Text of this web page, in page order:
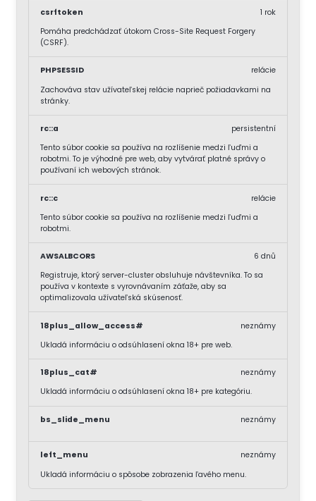
csrftoken
Pomáha predchádzať útokom Cross-Site Request Forgery
(CSRF).
1 rok
PHPSESSID
Zachováva stav užívateľskej relácie naprieč požiadavkami na
stránky.
relácie
rc::a
Tento súbor cookie sa používa na rozlíšenie medzi ľuďmi a
robotmi. To je výhodné pre web, aby vytvárať platné správy o
používaní ich webových stránok.
persistentní
rc::c
Tento súbor cookie sa používa na rozlíšenie medzi ľuďmi a
robotmi.
relácie
AWSALBCORS
Registruje, ktorý server-cluster obsluhuje návštevníka. To sa
používa v kontexte s vyrovnávaním záťaže, aby sa
optimalizovala užívateľská skúsenosť.
6 dnů
18plus_allow_access#
Ukladá informáciu o odsúhlasení okna 18+ pre web.
neznámy
18plus_cat#
Ukladá informáciu o odsúhlasení okna 18+ pre kategóriu.
neznámy
bs_slide_menu neznámy
left_menu
Ukladá informáciu o spôsobe zobrazenia ľavého menu.
neznámy